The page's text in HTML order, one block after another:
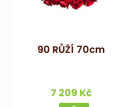
90 RŮŽÍ 70cm
7 209 Kč